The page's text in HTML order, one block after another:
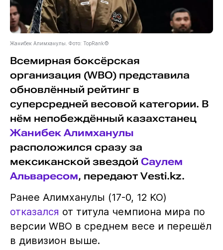
Жанибек Алимханулы. Фото: TopRank©
Всемирная боксёрская
организация (WBO) представила
обновлённый рейтинг в
суперсредней весовой категории. В
нём непобеждённый казахстанец
Жанибек Алимханулы
расположился сразу за
мексиканской звездой Саулем
Альваресом, передают Vesti.kz.
Ранее Алимханулы (17-0, 12 KO)
отказался от титула чемпиона мира по
версии WBO в среднем весе и перешёл
в дивизион выше.